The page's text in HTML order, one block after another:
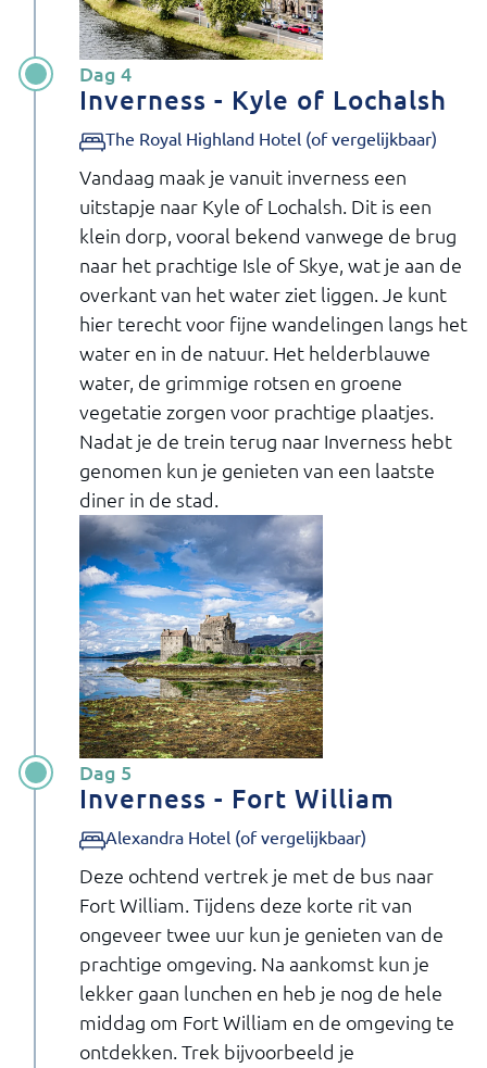
Dag 4
Inverness - Kyle of Lochalsh
The Royal Highland Hotel (of vergelijkbaar)
Vandaag maak je vanuit inverness een
uitstapje naar Kyle of Lochalsh. Dit is een
klein dorp, vooral bekend vanwege de brug
naar het prachtige Isle of Skye, wat je aan de
overkant van het water ziet liggen. Je kunt
hier terecht voor fijne wandelingen langs het
water en in de natuur. Het helderblauwe
water, de grimmige rotsen en groene
vegetatie zorgen voor prachtige plaatjes.
Nadat je de trein terug naar Inverness hebt
genomen kun je genieten van een laatste
diner in de stad.
Dag 5
Inverness - Fort William
Alexandra Hotel (of vergelijkbaar)
Deze ochtend vertrek je met de bus naar
Fort William. Tijdens deze korte rit van
ongeveer twee uur kun je genieten van de
prachtige omgeving. Na aankomst kun je
lekker gaan lunchen en heb je nog de hele
middag om Fort William en de omgeving te
ontdekken. Trek bijvoorbeeld je